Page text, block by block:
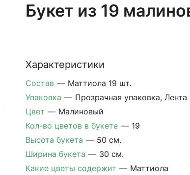
Букет из 19
Характеристики
Состав — Маттиола 19 шт.
Упаковка — Прозрачная упаковка, Лента
Цвет — Малиновый
Кол-во цветов в букете — 19
Высота букета — 50 см.
Ширина букета — 30 см.
Какие цветы содержит — Маттиола